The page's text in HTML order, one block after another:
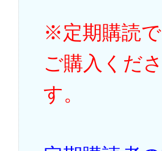
※定期購読
ご購入くだ
す。